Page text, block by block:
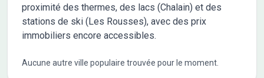
proximité des thermes, des lacs (Chalain) et des
stations de ski (Les Rousses), avec des prix
immobiliers encore accessibles.
Aucune autre ville populaire trouvée pour le moment.